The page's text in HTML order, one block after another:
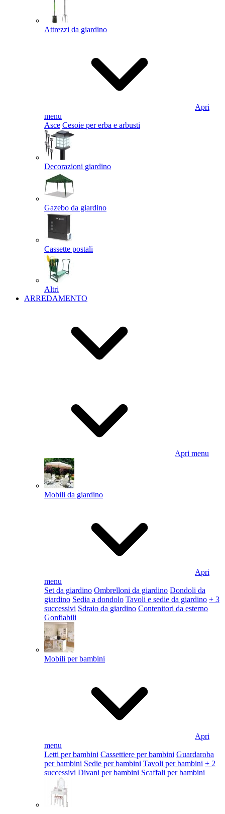
Attrezzi da giardino
Apri
menu
Asce Cesoie per erba e arbusti
Decorazioni giardino
Gazebo da giardino
Cassette postali
Altri
ARREDAMENTO
Apri menu
Mobili da giardino
Apri
menu
Set da giardino Ombrelloni da giardino Dondoli da
giardino Sedia a dondolo Tavoli e sedie da giardino + 3
successivi Sdraio da giardino Contenitori da esterno
Gonfiabili
Mobili per bambini
Apri
menu
Letti per bambini Cassettiere per bambini Guardaroba
per bambini Sedie per bambini Tavoli per bambini + 2
successivi Divani per bambini Scaffali per bambini